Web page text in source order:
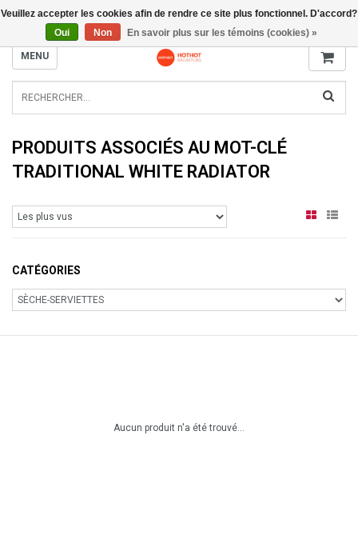
INFO@RADIATORS.SHOP
MENU
PRODUITS ASSOCIÉS AU MOT-CLÉ
TRADITIONAL WHITE RADIATOR
CATÉGORIES
Aucun produit n'a été trouvé...
Veuillez accepter les cookies afin de rendre ce site plus fonctionnel. D'accord?
Oui
Non En savoir plus sur les témoins (cookies) »